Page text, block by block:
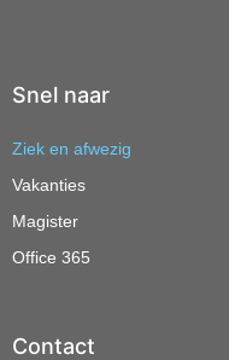
Snel naar
Ziek en afwezig
Vakanties
Magister
Office 365
Contact